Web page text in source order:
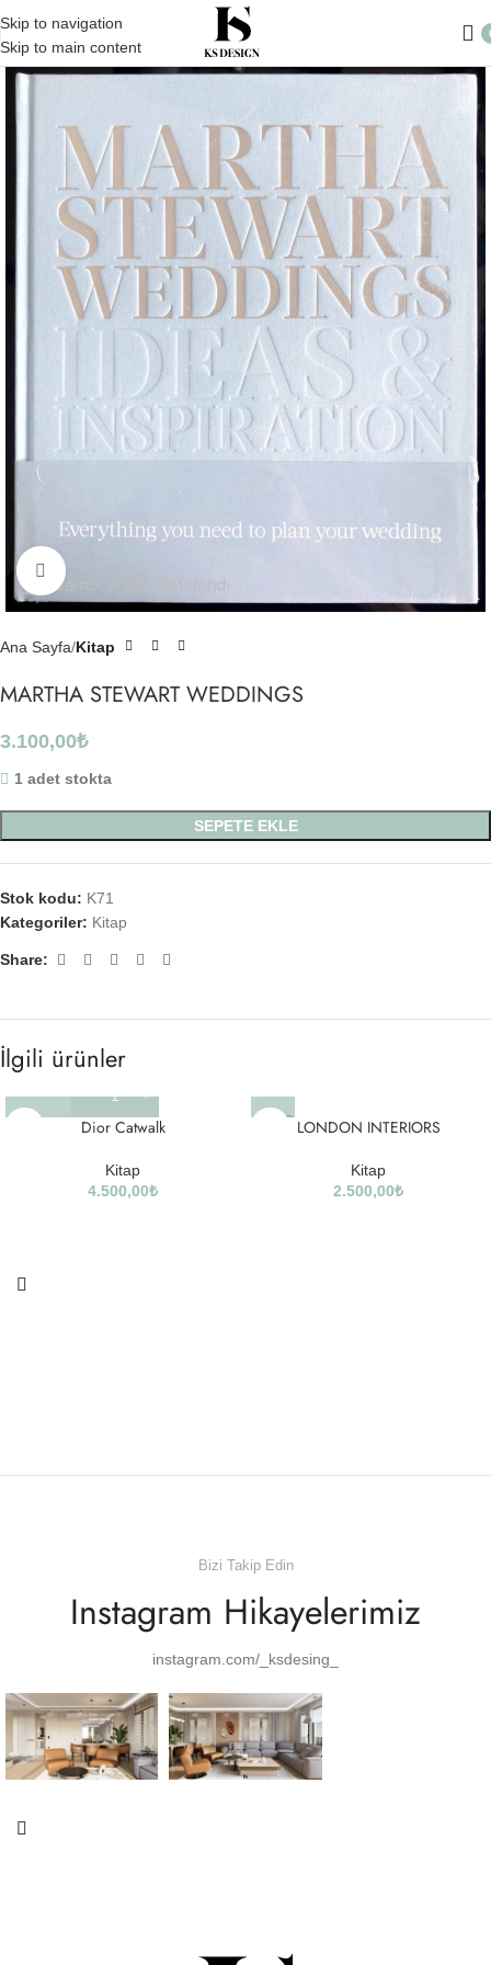
Skip to navigation
Skip to main content
Click to enlarge
Ana Sayfa Kitap
MARTHA STEWART WEDDINGS
3.100,00₺
1 adet stokta
SEPETE EKLE
Stok kodu: K71
Kategoriler: Kitap
Share:
İlgili ürünler
Dior Catwalk
Kitap
4.500,00₺
SOLD LONDON INTERIORS
Kitap
2.500,00₺
Bizi Takip Edin
Instagram Hikayelerimiz
instagram.com/_ksdesing_